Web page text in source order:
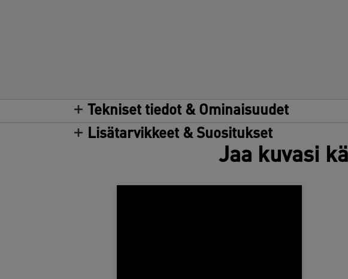
Tekniset tiedot & Ominaisuudet
Lisätarvikkeet & Suositukset
Jaa kuvasi